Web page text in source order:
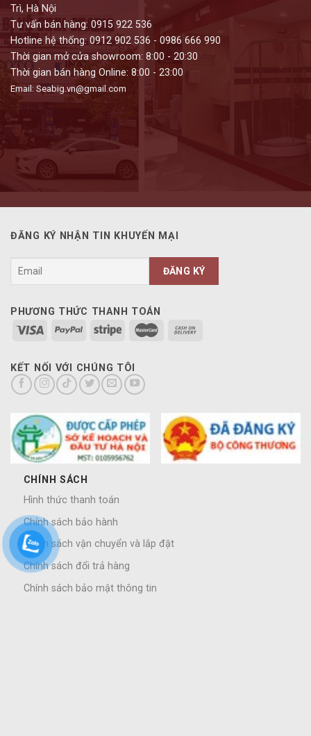
Trì, Hà Nội
Tư vấn bán hàng: 0915 922 536
Hotline hệ thống: 0912 902 536 - 0986 666 990
Thời gian mở cửa showroom: 8:00 - 20:30
Thời gian bán hàng Online: 8:00 - 23:00
Email: Seabig.vn@gmail.com
ĐĂNG KÝ NHẬN TIN KHUYẾN MẠI
PHƯƠNG THỨC THANH TOÁN
KẾT NỐI VỚI CHÚNG TÔI
CHÍNH SÁCH
Hình thức thanh toán
Chính sách bảo hành
Chính sách vận chuyển và lắp đặt
Chính sách đổi trả hàng
Chính sách bảo mật thông tin